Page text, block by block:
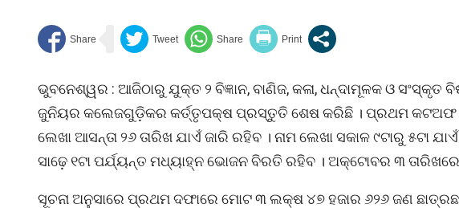
ଭୁବନେଶ୍ୱର : ଆଜିଠାରୁ ଯୁକ୍ତ ୨ ବିଜ୍ଞାନ, ବାଣିଜ, କଳା, ଧନ୍ଦାମୂଳକ ଓ ସଂସ୍କୃତ
ଜୁନିୟର କଲେଜଗୁଡ଼ିକର କର୍ତ୍ତୃପକ୍ଷ ପ୍ରସ୍ତୁତି ଶେଷ କରିଛି । ପ୍ରଥମ କଟଅଫ
ଲେଖା ଆସନ୍ତା ୨୬ ତାରିଖ ଯାଏଁ ଜାରି ରହିବ । ନାମ ଲେଖା ସକାଳ ୯ଟାରୁ ୫ଟା
ସାଢ଼େ ୧ଟା ପର୍ଯ୍ୟନ୍ତ ମଧ୍ୟାହ୍ନ ଭୋଜନ ବିରତି ରହିବ । ଅକ୍ଟୋବର ୩
ସୂଚନା ଅନୁସାରେ ପ୍ରଥମ ଦଫାରେ ମୋଟ ୩ ଲକ୍ଷ ୪୭ ହଜାର ୬୨୬ ଜଣ